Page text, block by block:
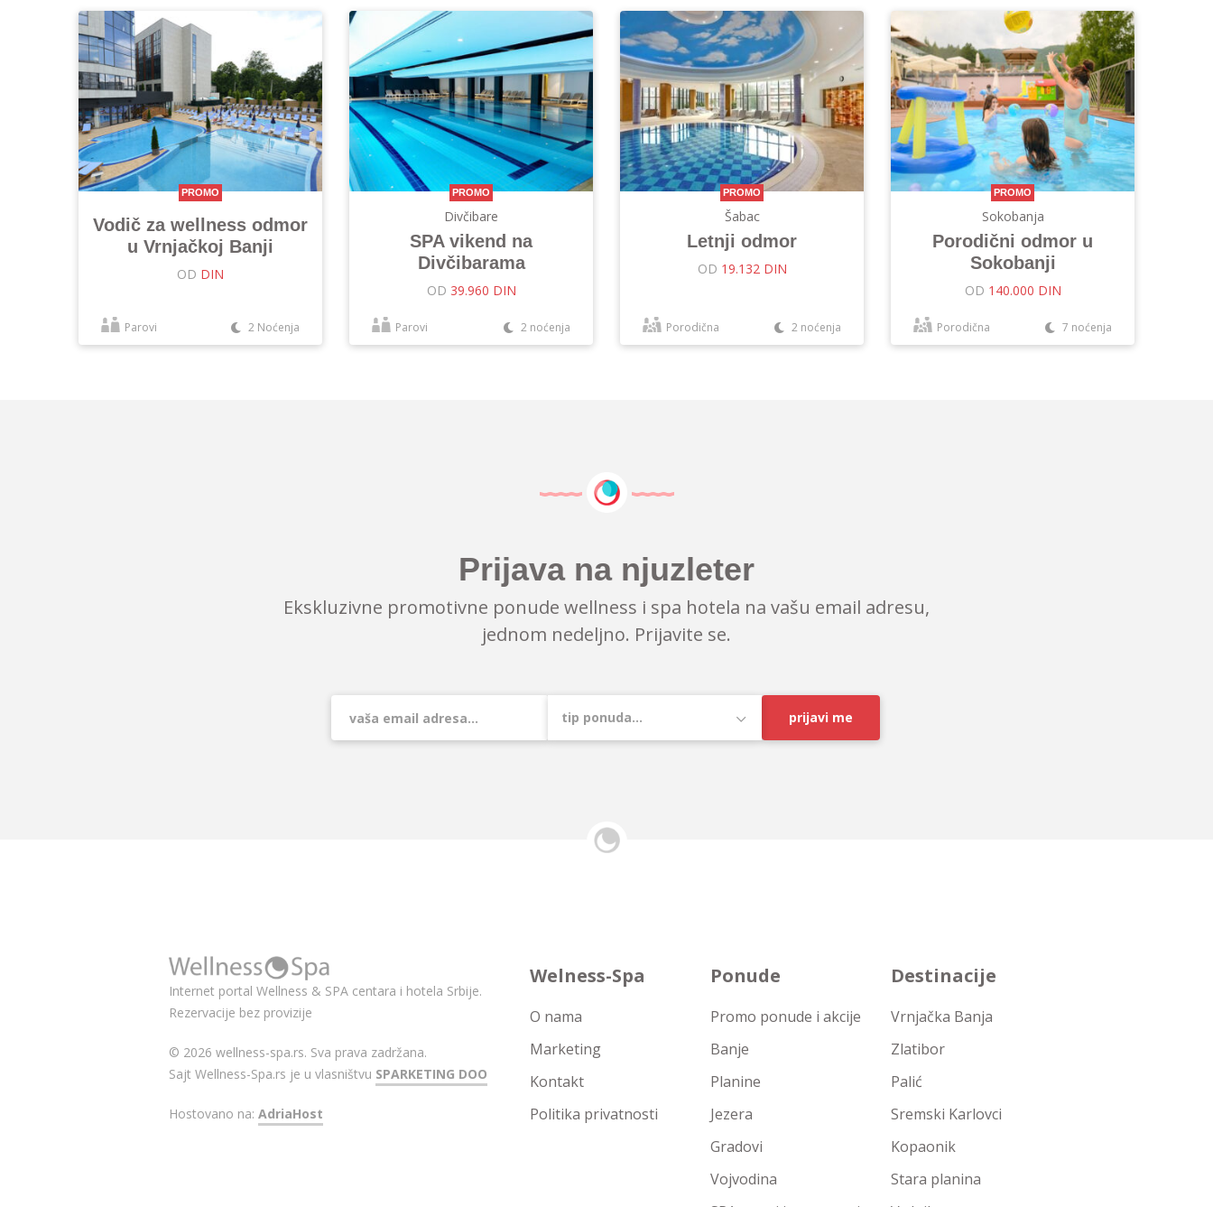
PROMO
Vodič za wellness odmor
u Vrnjačkoj Banji
OD DIN
Parovi 2 Noćenja
PROMO
Divčibare
SPA vikend na
Divčibarama
OD 39.960 DIN
Parovi 2 noćenja
PROMO
Šabac
Letnji odmor
OD 19.132 DIN
Porodična 2 noćenja
PROMO
Sokobanja
Porodični odmor u
Sokobanji
OD 140.000 DIN
Porodična 7 noćenja
Prijava na njuzleter
Ekskluzivne promotivne ponude wellness i spa hotela na vašu email adresu,
jednom nedeljno. Prijavite se.
prijavi me
Internet portal Wellness & SPA centara i hotela Srbije.
Rezervacije bez provizije
© 2026 wellness-spa.rs. Sva prava zadržana.
Sajt Wellness-Spa.rs je u vlasništvu SPARKETING DOO
Hostovano na: AdriaHost
Welness-Spa
O nama
Marketing
Kontakt
Politika privatnosti
Ponude
Promo ponude i akcije
Banje
Planine
Jezera
Gradovi
Vojvodina
Destinacije
Vrnjačka Banja
Zlatibor
Palić
Sremski Karlovci
Kopaonik
Stara planina